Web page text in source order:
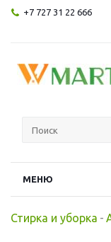
+7 727 31 22 666
МЕНЮ
Стирка и уборка -